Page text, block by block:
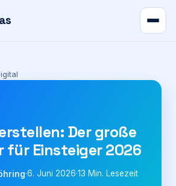
Der große
für Einsteiger 2026
·6. Juni 2026·13 Min. Lesezeit